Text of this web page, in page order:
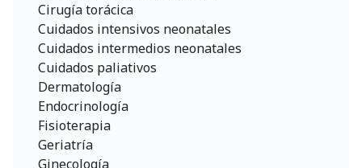
Cirugía torácica
Cuidados intensivos neonatales
Cuidados intermedios neonatales
Cuidados paliativos
Dermatología
Endocrinología
Fisioterapia
Geriatría
Ginecología